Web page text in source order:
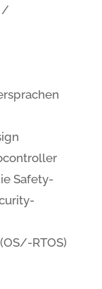
/
Safety-
RTOS)